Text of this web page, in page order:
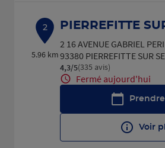
2
5.96 km
PIERREFITTE
2 16 AVENUE GABRIEL PERI
93380 PIERREFITTE SUR
4,3/5Note de 4.3 sur 5
(335 avis)
Fermé aujourd'hui
Voir